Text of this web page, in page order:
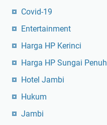
Covid-19
Entertainment
Harga HP Kerinci
Harga HP Sungai Penuh
Hotel Jambi
Hukum
Jambi